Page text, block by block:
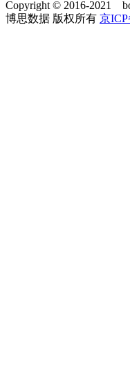
Copyright © 2016-2021
博思数据 版权所有 京ICP